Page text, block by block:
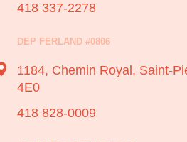
418 337-2278
DEP FERLAND #0806
1184, Chemin Royal, Saint-
4E0
418 828-0009